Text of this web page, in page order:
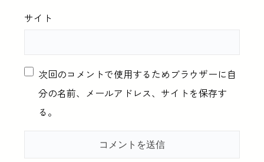
サイト
次回のコメントで使用するためブラウザーに自
分の名前、メールアドレス、サイトを保存す
る。